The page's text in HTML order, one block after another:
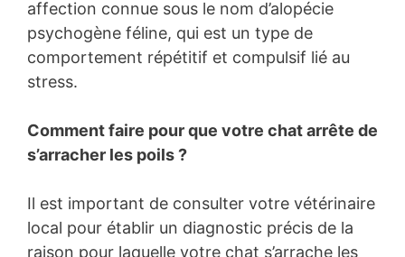
affection connue sous le nom d’alopécie
psychogène féline, qui est un type de
comportement répétitif et compulsif lié au
stress.
Comment faire pour que votre chat arrête de
s’arracher les poils ?
Il est important de consulter votre vétérinaire
local pour établir un diagnostic précis de la
raison pour laquelle votre chat s’arrache les